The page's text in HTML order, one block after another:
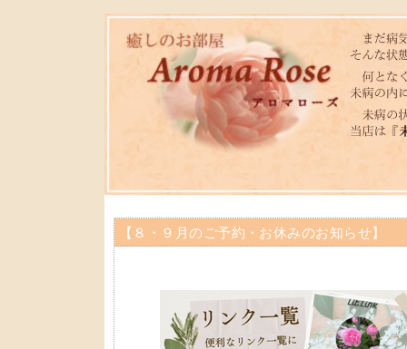
【８・９月のご予約・お休みのお知らせ】